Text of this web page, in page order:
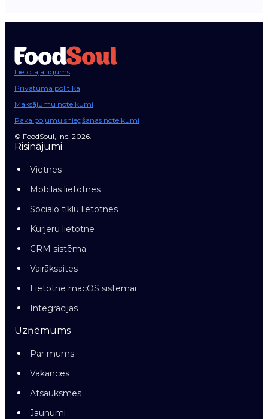
Lietotāja līgums
Privātuma politika
Maksājumu noteikumi
Pakalpojumu sniegšanas noteikumi
© FoodSoul, Inc. 2026.
Risinājumi
Vietnes
Mobilās lietotnes
Sociālo tīklu lietotnes
Kurjeru lietotne
CRM sistēma
Vairāksaites
Lietotne macOS sistēmai
Integrācijas
Uzņēmums
Par mums
Vakances
Atsauksmes
Jaunumi